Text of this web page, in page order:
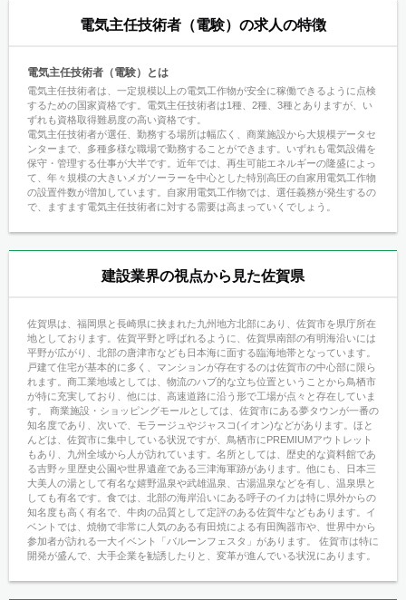
電気主任技術者（電験） の求人の特徴
電気主任技術者（電験）とは
電気主任技術者は、一定規模以上の電気工作物が安全に稼働できるように点検
するための国家資格です。電気主任技術者は1種、2種、3種とありますが、い
ずれも資格取得難易度の高い資格です。
電気主任技術者が選任、勤務する場所は幅広く、商業施設から大規模データセ
ンターまで、多種多様な職場で勤務することができます。いずれも電気設備を
保守・管理する仕事が大半です。近年では、再生可能エネルギーの隆盛によっ
て、年々規模の大きいメガソーラーを中心とした特別高圧の自家用電気工作物
の設置件数が増加しています。自家用電気工作物では、選任義務が発生するの
で、ますます電気主任技術者に対する需要は高まっていくでしょう。
建設業界の視点から見た佐賀県
佐賀県は、福岡県と長崎県に挟まれた九州地方北部にあり、佐賀市を県庁所在
地としております。佐賀平野と呼ばれるように、佐賀県南部の有明海沿いには
平野が広がり、北部の唐津市なども日本海に面する臨海地帯となっています。
戸建て住宅が基本的に多く、マンションが存在するのは佐賀市の中心部に限ら
れます。商工業地域としては、物流のハブ的な立ち位置ということから鳥栖市
が特に充実しており、他には、高速道路に沿う形で工場が点々と存在していま
す。 商業施設・ショッピングモールとしては、佐賀市にある夢タウンが一番の
知名度であり、次いで、モラージュやジャスコ(イオン)などがあります。ほと
んどは、佐賀市に集中している状況ですが、鳥栖市にPREMIUMアウトレット
もあり、九州全域から人が訪れています。名所としては、歴史的な資料館であ
る吉野ヶ里歴史公園や世界遺産である三津海軍跡があります。他にも、日本三
大美人の湯として有名な嬉野温泉や武雄温泉、古湯温泉などを有し、温泉県と
しても有名です。食では、北部の海岸沿いにある呼子のイカは特に県外からの
知名度も高く有名で、牛肉の品質として定評のある佐賀牛などもあります。イ
ベントでは、焼物で非常に人気のある有田焼による有田陶器市や、世界中から
参加者が訪れる一大イベント「バルーンフェスタ」があります。 佐賀市は特に
開発が盛んで、大手企業を勧誘したりと、変革が進んでいる状況にあります。